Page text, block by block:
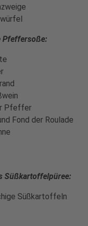
Pfeffersoße:
Pfeffer
Fond der Roulade
Süßkartoffelpüree:
Süßkartoffeln